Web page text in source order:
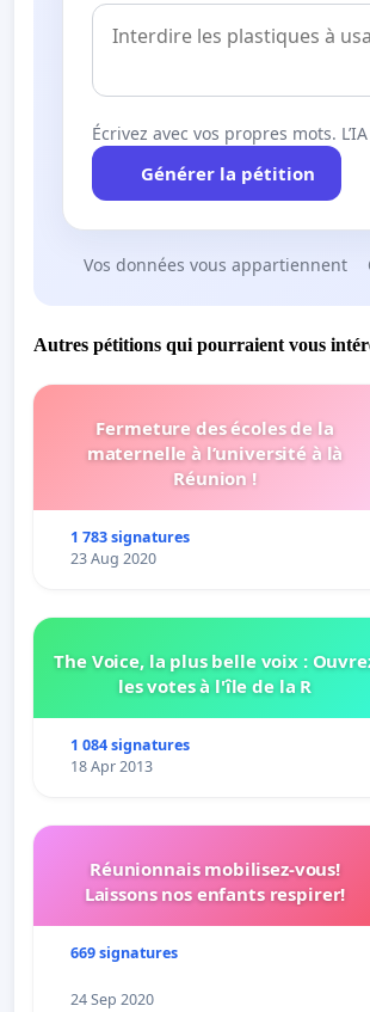
Écrivez avec vos propres mots.
Générer la pétition
Vos données vous appartiennent
Autres pétitions qui pourraient vous
Fermeture des écoles de la
maternelle à l’université à là
Réunion !
1 783 signatures
23 Aug 2020
The Voice, la plus belle voix :
les votes à l'île de la R
1 084 signatures
18 Apr 2013
Réunionnais mobilisez-vous!
Laissons nos enfants respirer!
669 signatures
24 Sep 2020